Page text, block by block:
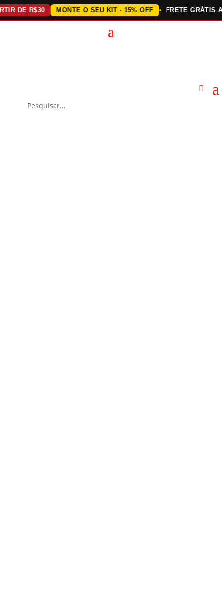
R$30 MONTE O SEU KIT · 15% OFF FRETE GRÁTIS